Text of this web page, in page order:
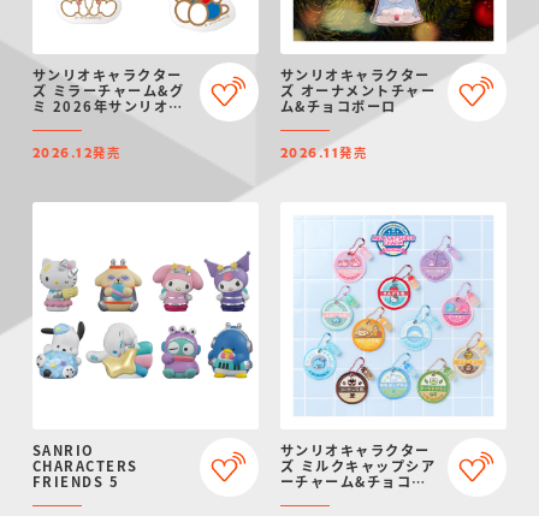
サンリオキャラクター
ズ ミラーチャーム&グ
ミ 2026年サンリオキ
2026.12発売
サンリオキャラクター
ズ オーナメントチャー
ム&チョコボーロ
2026.11発売
SANRIO
CHARACTERS
FRIENDS 5
サンリオキャラクター
ズ ミルクキャップシア
ーチャーム&チョコボ